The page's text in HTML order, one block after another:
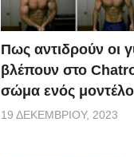
Πως αντιδρούν οι
βλέπουν στο
σώμα ενός
19 ΔΕΚΕΜΒΡΊΟΥ, 2023